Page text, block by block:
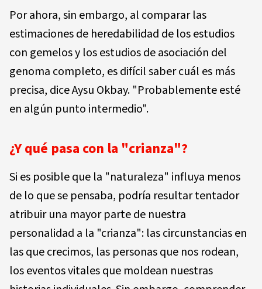
Por ahora, sin embargo, al comparar las
estimaciones de heredabilidad de los estudios
con gemelos y los estudios de asociación del
genoma completo, es difícil saber cuál es más
precisa, dice Aysu Okbay. "Probablemente esté
en algún punto intermedio".
¿Y qué pasa con la "crianza"?
Si es posible que la "naturaleza" influya menos
de lo que se pensaba, podría resultar tentador
atribuir una mayor parte de nuestra
personalidad a la "crianza": las circunstancias en
las que crecimos, las personas que nos rodean,
los eventos vitales que moldean nuestras